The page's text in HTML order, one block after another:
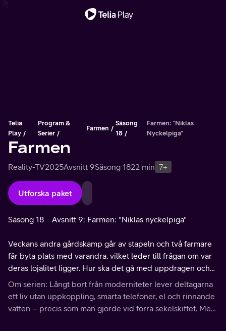
Telia
Play
Program &
Serier
Farmen
Säsong
18
Farmen: "Niklas
Nyckelpiga"
Farmen
Reality-TV2025Avsnitt 9Säsong 1822 min 7+
Utforska paket
Säsong 18 Avsnitt 9: Farmen: "Niklas nyckelpiga"
Veckans andra gårdskamp går av stapeln och två farmare
får byta plats med varandra, vilket leder till frågan om var
deras lojalitet ligger. Hur ska det gå med uppdragen och
hur lång tid har de egentligen på sig innan Wincent
kommer?
Om serien: Långt bort från moderniteter lever deltagarna
ett liv utan uppkoppling, smarta telefoner, el och rinnande
vatten – precis som man gjorde vid förra sekelskiftet. Men